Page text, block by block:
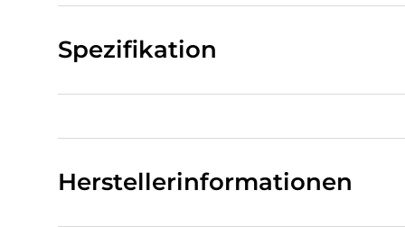
Spezifikation
Herstellerinformationen